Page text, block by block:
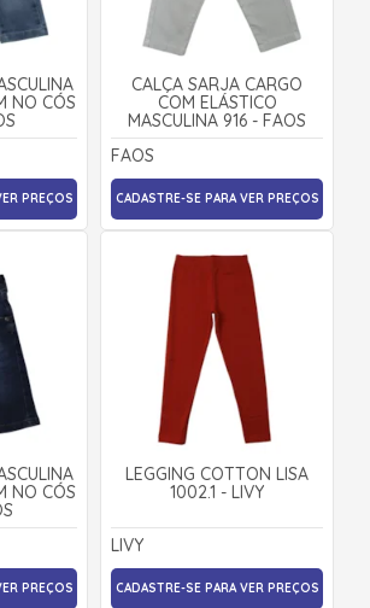
NO CÓS
PREÇOS
CALÇA SARJA CARGO
COM ELÁSTICO
MASCULINA 916 - FAOS
FAOS
CADASTRE-SE PARA VER PREÇOS
NO CÓS
PREÇOS
LEGGING COTTON LISA
1002.1 - LIVY
LIVY
CADASTRE-SE PARA VER PREÇOS